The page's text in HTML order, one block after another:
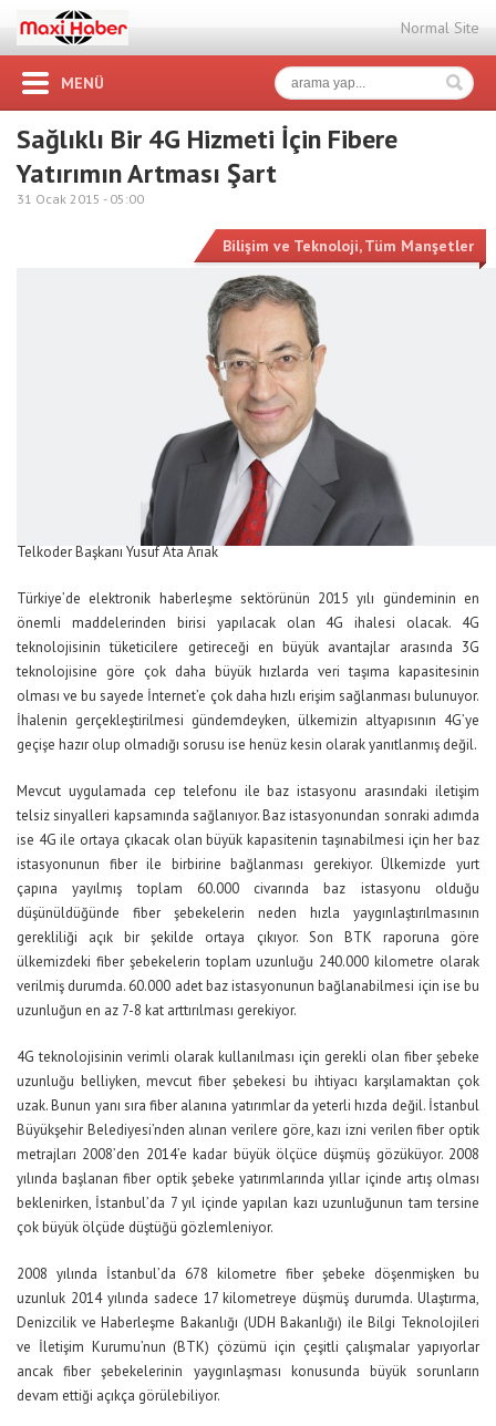
Normal Site
MENÜ
Sağlıklı Bir 4G Hizmeti İçin Fibere
Yatırımın Artması Şart
31 Ocak 2015 - 05:00
Bilişim ve Teknoloji,Tüm Manşetler
Telkoder Başkanı Yusuf Ata Arıak
Türkiye’de elektronik haberleşme sektörünün 2015 yılı gündeminin en
önemli maddelerinden birisi yapılacak olan 4G ihalesi olacak. 4G
teknolojisinin tüketicilere getireceği en büyük avantajlar arasında 3G
teknolojisine göre çok daha büyük hızlarda veri taşıma kapasitesinin
olması ve bu sayede İnternet’e çok daha hızlı erişim sağlanması bulunuyor.
İhalenin gerçekleştirilmesi gündemdeyken, ülkemizin altyapısının 4G’ye
geçişe hazır olup olmadığı sorusu ise henüz kesin olarak yanıtlanmış değil.
Mevcut uygulamada cep telefonu ile baz istasyonu arasındaki iletişim
telsiz sinyalleri kapsamında sağlanıyor. Baz istasyonundan sonraki adımda
ise 4G ile ortaya çıkacak olan büyük kapasitenin taşınabilmesi için her baz
istasyonunun fiber ile birbirine bağlanması gerekiyor. Ülkemizde yurt
çapına yayılmış toplam 60.000 civarında baz istasyonu olduğu
düşünüldüğünde fiber şebekelerin neden hızla yaygınlaştırılmasının
gerekliliği açık bir şekilde ortaya çıkıyor. Son BTK raporuna göre
ülkemizdeki fiber şebekelerin toplam uzunluğu 240.000 kilometre olarak
verilmiş durumda. 60.000 adet baz istasyonunun bağlanabilmesi için ise bu
uzunluğun en az 7-8 kat arttırılması gerekiyor.
4G teknolojisinin verimli olarak kullanılması için gerekli olan fiber şebeke
uzunluğu belliyken, mevcut fiber şebekesi bu ihtiyacı karşılamaktan çok
uzak. Bunun yanı sıra fiber alanına yatırımlar da yeterli hızda değil. İstanbul
Büyükşehir Belediyesi’nden alınan verilere göre, kazı izni verilen fiber optik
metrajları 2008’den 2014’e kadar büyük ölçüce düşmüş gözüküyor. 2008
yılında başlanan fiber optik şebeke yatırımlarında yıllar içinde artış olması
beklenirken, İstanbul’da 7 yıl içinde yapılan kazı uzunluğunun tam tersine
çok büyük ölçüde düştüğü gözlemleniyor.
2008 yılında İstanbul’da 678 kilometre fiber şebeke döşenmişken bu
uzunluk 2014 yılında sadece 17 kilometreye düşmüş durumda. Ulaştırma,
Denizcilik ve Haberleşme Bakanlığı (UDH Bakanlığı) ile Bilgi Teknolojileri
ve İletişim Kurumu’nun (BTK) çözümü için çeşitli çalışmalar yapıyorlar
ancak fiber şebekelerinin yaygınlaşması konusunda büyük sorunların
devam ettiği açıkça görülebiliyor.